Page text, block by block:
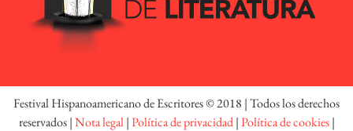
Festival Hispanoamericano de Escritores © 2018 | Todos los derechos
reservados |Nota legal|Política de privacidad|Política de cookies|